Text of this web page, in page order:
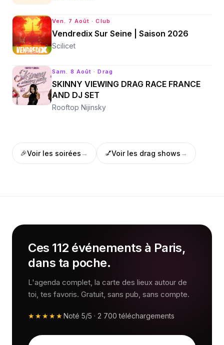
Ven. 7 Août · Club
Vendredix Sur Seine | Saison 2026
Scilicet
Sam. 8 Août · Drag
SKINNY VIEWING DRAG RACE FRANCE
AND DJ SET
Rooftop Nijinsky
🎉Voir les soirées → 💅Voir les drag shows →
Ces 112 événements à Paris,
dans ta poche.
L'agenda complet, la carte des lieux autour de
toi, tes favoris. Gratuit, sans pub, sans compte.
★★★★★Noté 5/5 · 2 700 téléchargements